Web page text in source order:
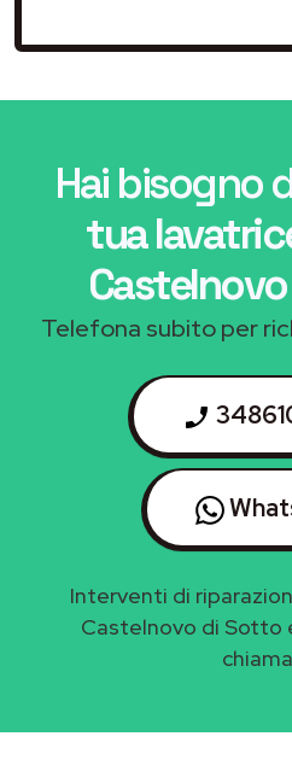
Hai bisogno
tua
Telefona subito per
Interventi di
Castelnovo di Sotto